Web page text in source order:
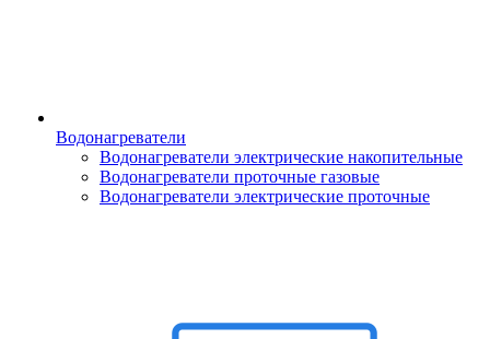
Водонагреватели
Водонагреватели электрические накопительные
Водонагреватели проточные газовые
Водонагреватели электрические проточные